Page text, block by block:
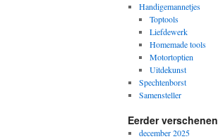
Handigemannetjes
Toptools
Liefdewerk
Homemade tools
Motortoptien
Uitdekunst
Spechtenborst
Samensteller
Eerder verschenen
december 2025